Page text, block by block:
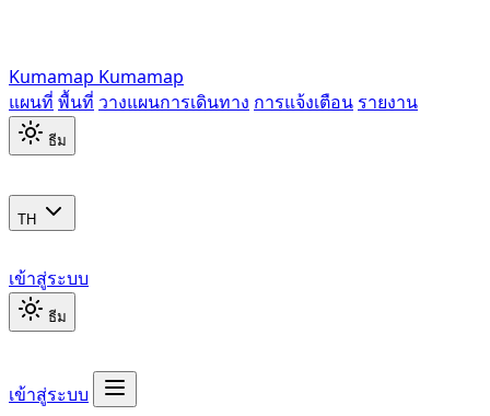
Kumamap Kumamap
แผนที่ พื้นที่ วางแผนการเดินทาง การแจ้งเตือน รายงาน
ธีม
TH
เข้าสู่ระบบ
ธีม
เข้าสู่ระบบ